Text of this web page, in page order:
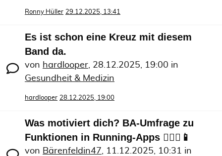
Ronny Hüller 29.12.2025, 13:41
Es ist schon eine Kreuz mit diesem
Band da.
von hardlooper, 28.12.2025, 19:00 in
Gesundheit & Medizin
hardlooper 28.12.2025, 19:00
Was motiviert dich? BA-Umfrage zu
Funktionen in Running-Apps 🏃🏻‍♀️📱
von Bärenfeldin47, 11.12.2025, 10:31 in